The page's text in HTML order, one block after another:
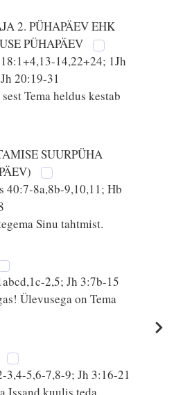
2. PÜHAPÄEV EHK
PÜHAPÄEV
14,22+24; 1Jh
20:19-31
Tema heldus kestab
SUURPÜHA
40:7-8a,8b-9,10,11; Hb
Sinu tahtmist.
2,5; Jh 3:7b-15
Ülevusega on Tema
3,4-5,6-7,8-9; Jh 3:16-21
Issand kuulis teda.